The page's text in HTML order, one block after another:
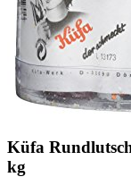
Küfa
kg